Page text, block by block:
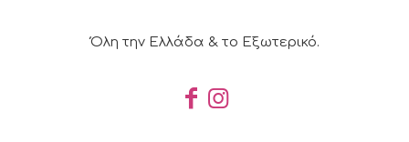
Όλη την Ελλάδα & το Εξωτερικό.